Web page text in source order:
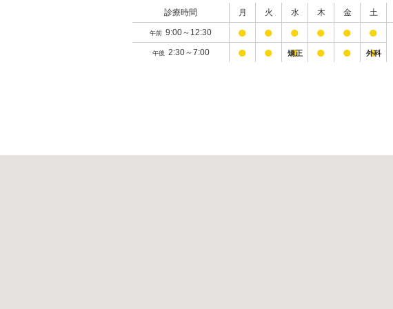
診療時間 月 火 水 木 金 土
午前 9:00～12:30 ● ● ● ● ● ●
午後 2:30～7:00 ● ● 矯正
● ● ● 外科
●